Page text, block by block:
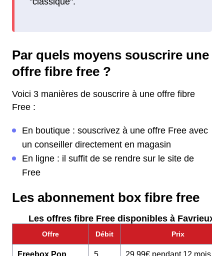
Par quels moyens souscrire une
offre fibre free ?
Voici 3 manières de souscrire à une offre fibre
Free :
En boutique : souscrivez à une offre Free avec
un conseiller directement en magasin
En ligne : il suffit de se rendre sur le site de
Free
Les abonnement box fibre free
Les offres fibre Free disponibles à Favrieux :
Offre Débit Prix
Freebox Pop 5 29,99€ pendant 12 mois